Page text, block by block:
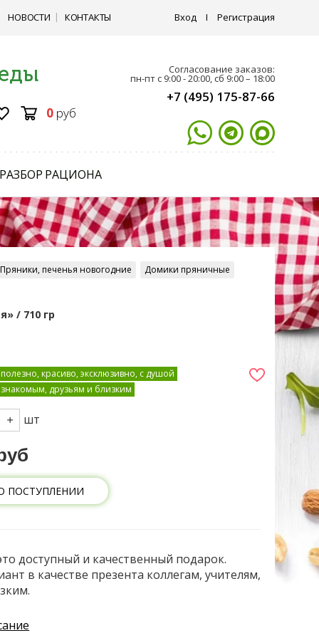
НОВОСТИ КОНТАКТЫ Вход I Регистрация
0 руб
Согласование заказов:
пн-пт с 9:00 - 20:00, сб 9:00 – 18:00
+7 (495) 175-87-66
РАЗБОР РАЦИОНА
Пряники, печенья новогодние
Домики пряничные
/ 710 гр
красиво, эксклюзивно, с душой
друзьям и близким
шт
ПОСТУПЛЕНИИ
доступный и качественный подарок.
в качестве презента коллегам, учителям,